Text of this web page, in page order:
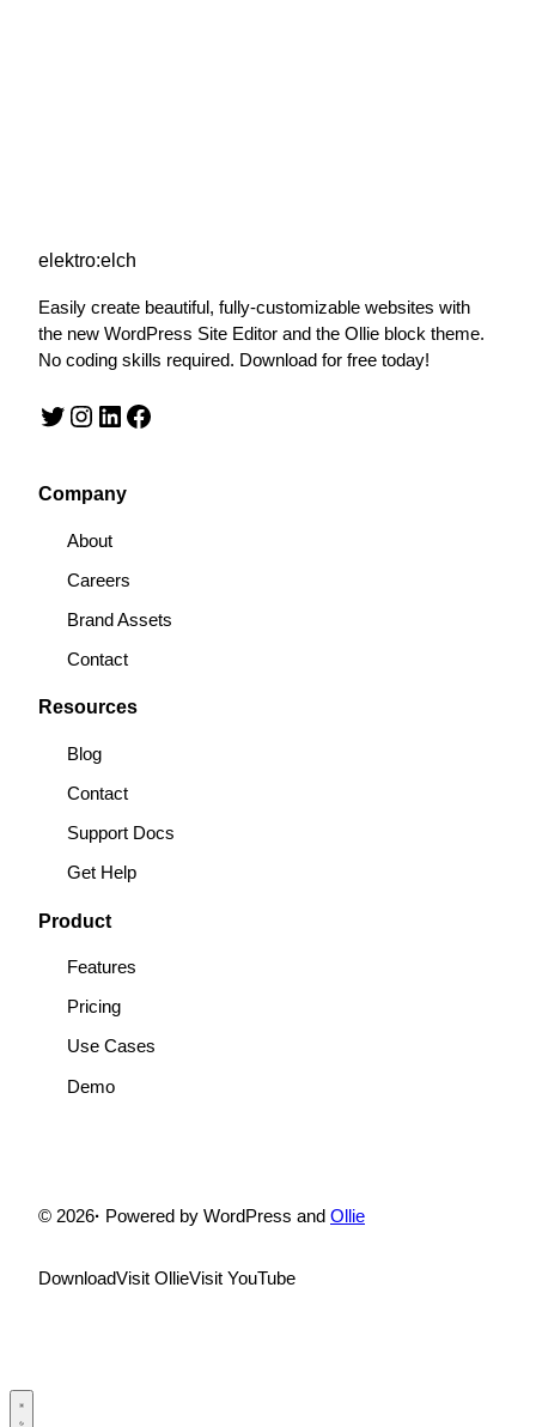
elektro:elch
Easily create beautiful, fully-customizable websites with
the new WordPress Site Editor and the Ollie block theme.
No coding skills required. Download for free today!
Twitter Instagram LinkedIn Facebook
Company
About
Careers
Brand Assets
Contact
Resources
Blog
Contact
Support Docs
Get Help
Product
Features
Pricing
Use Cases
Demo
© 2026· Powered by WordPress and Ollie
DownloadVisit OllieVisit YouTube